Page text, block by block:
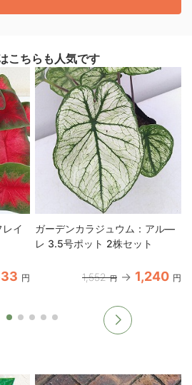
こちらも人気です
イ
円
ガーデンカラジュウム：アル―
レ 3.5号ポット 2株セット
1,552 円 1,240 円